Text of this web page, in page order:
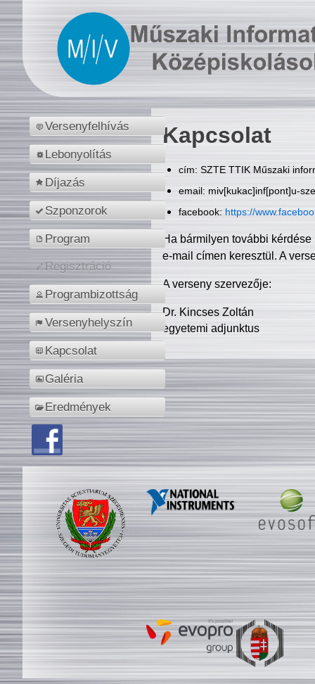
Versenyfelhívás
Lebonyolítás
Díjazás
Szponzorok
Program
Regisztráció
Programbizottság
Versenyhelyszín
Kapcsolat
Galéria
Eredmények
Kapcsolat
cím: SZTE TTIK Műszaki
email: miv[kukac]inf[pont]u-
facebook: https://
Ha bármilyen további
e-mail címen keresztül. A
A verseny szervezője:
Dr. Kincses Zoltán
egyetemi adjunktus